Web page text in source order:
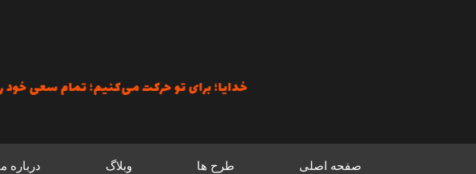
خدایا؛ برای تو حرکت می‌کنیم؛ تمام سعی خود را به
صفحه اصلی طرح ها وبلاگ درباره